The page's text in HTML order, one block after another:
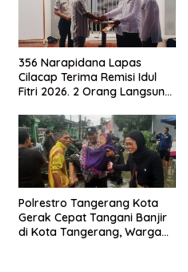
356 Narapidana Lapas
Cilacap Terima Remisi Idul
Fitri 2026. 2 Orang Langsung
Polrestro Tangerang Kota
Gerak Cepat Tangani Banjir
di Kota Tangerang, Warga